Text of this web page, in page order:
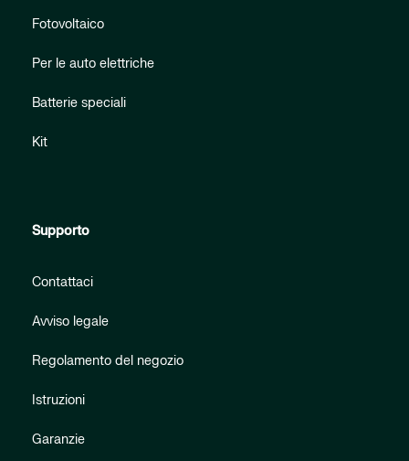
Fotovoltaico
Per le auto elettriche
Batterie speciali
Kit
Supporto
Contattaci
Avviso legale
Regolamento del negozio
Istruzioni
Garanzie